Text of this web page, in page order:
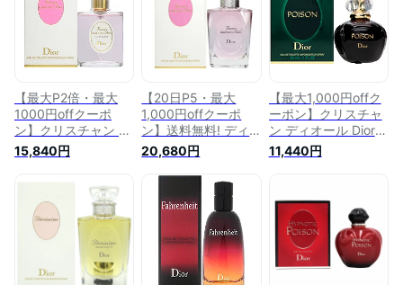
【最大P2倍・最大
1000円offクーポ
ン】クリスチャン デ
ィオール Dior フォー
エバー アンド エバ
50ml【NEWパッケ
ージ】【送料無料】
【当日発送_お休み
中】【EARTH】【人
気 ブランド ギフト
誕生日 プレゼント】
15,840円
【20日P5・最大
1,000円offクーポ
ン】送料無料! ディ
オール 香水 クリス
チャン ディオール
Dior フォーエバー ア
ンド エバー EDT SP
100ml 【当日発送_
お休み中】【香水】
【週末セール】クリ
スマス
20,680円
【最大1,000円offク
ーポン】クリスチャ
ン ディオール Dior
プワゾン EDT SP
30ml【NEWパッケ
ィース】【人気 ブラ
ンド ギフト 誕生日
プレゼント】
11,440円